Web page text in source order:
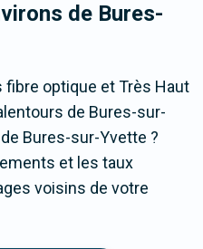
de Bures-
optique et Très Haut
de Bures-sur-
Bures-sur-Yvette ?
et les taux
voisins de votre